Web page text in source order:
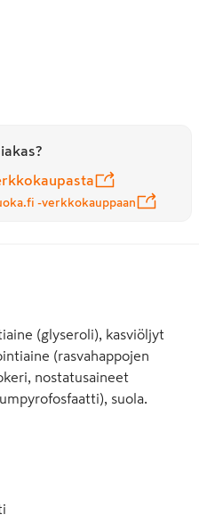
-verkkokauppaan
(glyseroli), kasviöljyt
(rasvahappojen
nostatusaineet
suola.